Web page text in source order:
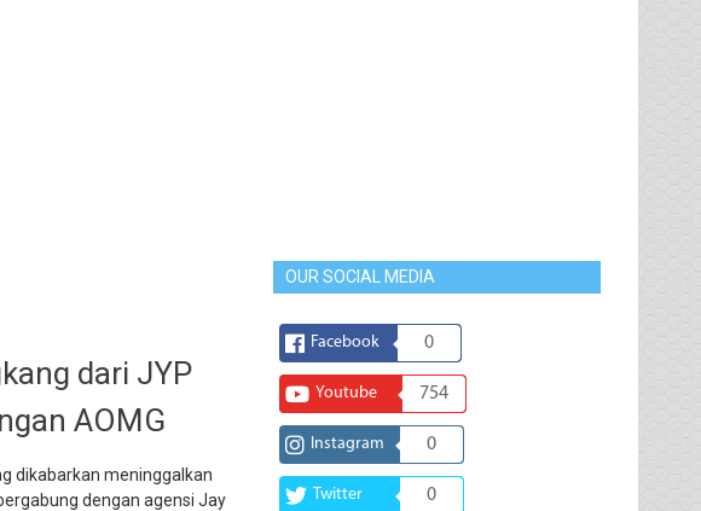
dari JYP
AOMG
dikabarkan meninggalkan
dengan agensi Jay
OUR SOCIAL MEDIA
Facebook 0
Youtube 754
Instagram 0
Twitter 0